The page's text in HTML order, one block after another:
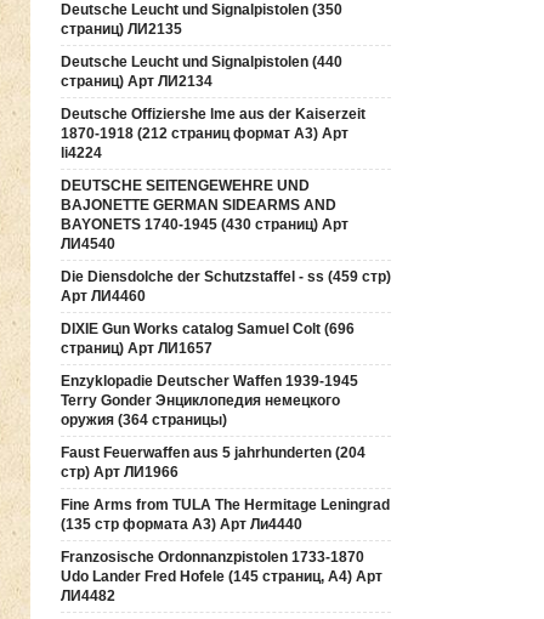
Deutsche Leucht und Signalpistolen (350
страниц) ЛИ2135
Deutsche Leucht und Signalpistolen (440
страниц) Арт ЛИ2134
Deutsche Offiziershe lme aus der Kaiserzeit
1870-1918 (212 страниц формат А3) Арт
li4224
DEUTSCHE SEITENGEWEHRE UND
BAJONETTE GERMAN SIDEARMS AND
BAYONETS 1740-1945 (430 страниц) Арт
ЛИ4540
Die Diensdolche der Schutzstaffel - ss (459 стр)
Арт ЛИ4460
DIXIE Gun Works catalog Samuel Colt (696
страниц) Арт ЛИ1657
Enzyklopadie Deutscher Waffen 1939-1945
Terry Gonder Энциклопедия немецкого
оружия (364 страницы)
Faust Feuerwaffen aus 5 jahrhunderten (204
стр) Арт ЛИ1966
Fine Arms from TULA The Hermitage Leningrad
(135 стр формата А3) Арт Ли4440
Franzosische Ordonnanzpistolen 1733-1870
Udo Lander Fred Hofele (145 страниц, А4) Арт
ЛИ4482